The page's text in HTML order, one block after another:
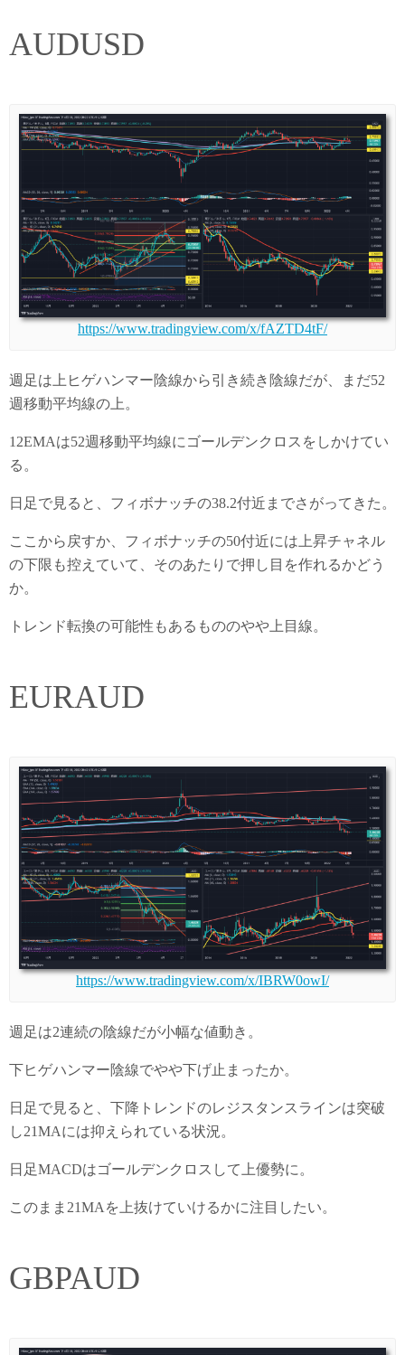
AUDUSD
https://www.tradingview.com/x/fAZTD4tF/
週足は上ヒゲハンマー陰線から引き続き陰線だが、まだ52
週移動平均線の上。
12EMAは52週移動平均線にゴールデンクロスをしかけてい
る。
日足で見ると、フィボナッチの38.2付近までさがってきた。
ここから戻すか、フィボナッチの50付近には上昇チャネル
の下限も控えていて、そのあたりで押し目を作れるかどう
か。
トレンド転換の可能性もあるもののやや上目線。
EURAUD
https://www.tradingview.com/x/IBRW0owI/
週足は2連続の陰線だが小幅な値動き。
下ヒゲハンマー陰線でやや下げ止まったか。
日足で見ると、下降トレンドのレジスタンスラインは突破
し21MAには抑えられている状況。
日足MACDはゴールデンクロスして上優勢に。
このまま21MAを上抜けていけるかに注目したい。
GBPAUD